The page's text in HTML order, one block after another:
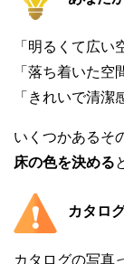
「明るくて広い
「落ち着いた空
「きれいで清潔
いくつかあるそ
床の色を決める
カタロ
カタログの写真